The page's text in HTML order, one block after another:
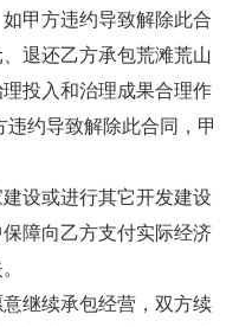
甲方违约导致解除此合
退还乙方承包荒滩荒山
投入和治理成果合理作
约导致解除此合同，甲
设或进行其它开发建设
障向乙方支付实际经济
继续承包经营，双方续